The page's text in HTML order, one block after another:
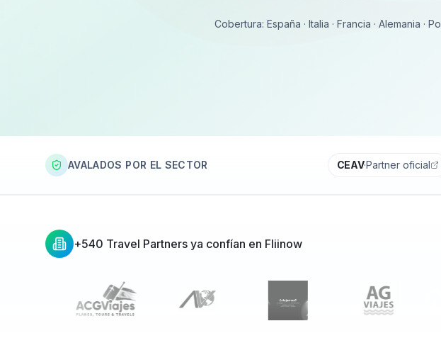
Cobertura: España · Italia · Francia · Alemania ·
AVALADOS POR EL SECTOR CEAV·Partner oficial
+540 Travel Partners ya confían en Fliinow